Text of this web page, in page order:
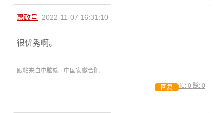
惠政号 2022-11-07 16:31:10
很优秀啊。
跟帖来自电脑端 · 中国安徽合肥
顶: 0 踩: 0
回复